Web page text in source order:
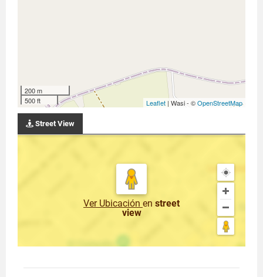
200 m
500 ft
Leaflet | Wasi - ©OpenStreetMap
Street View
Ver Ubicación en street
view